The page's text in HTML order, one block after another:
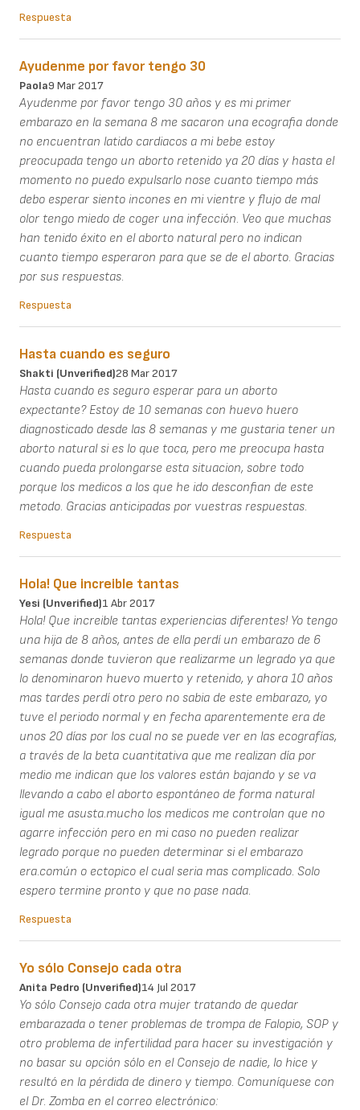
Respuesta
Ayudenme por favor tengo 30
Paola9 Mar 2017
Ayudenme por favor tengo 30 años y es mi primer
embarazo en la semana 8 me sacaron una ecografia donde
no encuentran latido cardiacos a mi bebe estoy
preocupada tengo un aborto retenido ya 20 días y hasta el
momento no puedo expulsarlo nose cuanto tiempo más
debo esperar siento incones en mi vientre y flujo de mal
olor tengo miedo de coger una infección. Veo que muchas
han tenido éxito en el aborto natural pero no indican
cuanto tiempo esperaron para que se de el aborto. Gracias
por sus respuestas.
Respuesta
Hasta cuando es seguro
Shakti (unverified)28 Mar 2017
Hasta cuando es seguro esperar para un aborto
expectante? Estoy de 10 semanas con huevo huero
diagnosticado desde las 8 semanas y me gustaria tener un
aborto natural si es lo que toca, pero me preocupa hasta
cuando pueda prolongarse esta situacion, sobre todo
porque los medicos a los que he ido desconfian de este
metodo. Gracias anticipadas por vuestras respuestas.
Respuesta
Hola! Que increible tantas
Yesi (unverified)1 Abr 2017
Hola! Que increible tantas experiencias diferentes! Yo tengo
una hija de 8 años, antes de ella perdí un embarazo de 6
semanas donde tuvieron que realizarme un legrado ya que
lo denominaron huevo muerto y retenido, y ahora 10 años
mas tardes perdí otro pero no sabia de este embarazo, yo
tuve el periodo normal y en fecha aparentemente era de
unos 20 días por los cual no se puede ver en las ecografías,
a través de la beta cuantitativa que me realizan día por
medio me indican que los valores están bajando y se va
llevando a cabo el aborto espontáneo de forma natural
igual me asusta.mucho los medicos me controlan que no
agarre infección pero en mi caso no pueden realizar
legrado porque no pueden determinar si el embarazo
era.común o ectopico el cual seria mas complicado. Solo
espero termine pronto y que no pase nada.
Respuesta
Yo sólo Consejo cada otra
Anita Pedro (unverified)14 Jul 2017
Yo sólo Consejo cada otra mujer tratando de quedar
embarazada o tener problemas de trompa de Falopio, SOP y
otro problema de infertilidad para hacer su investigación y
no basar su opción sólo en el Consejo de nadie, lo hice y
resultó en la pérdida de dinero y tiempo. Comuníquese con
el Dr. Zomba en el correo electrónico: